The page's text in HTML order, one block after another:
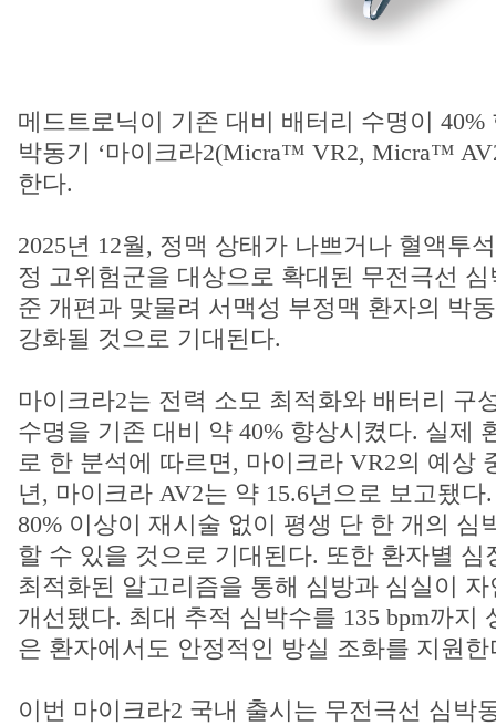
메드트로닉이 기존 대비 배터리 수명이 40%
박동기 ‘마이크라2(Micra™ VR2, Micra™
한다.
2025년 12월, 정맥 상태가 나쁘거나 혈액투
정 고위험군을 대상으로 확대된 무전극선
준 개편과 맞물려 서맥성 부정맥 환자의 박
강화될 것으로 기대된다.
마이크라2는 전력 소모 최적화와 배터리 구
수명을 기존 대비 약 40% 향상시켰다. 실제
로 한 분석에 따르면, 마이크라 VR2의 예상
년, 마이크라 AV2는 약 15.6년으로 보고됐
80% 이상이 재시술 없이 평생 단 한 개의 심
할 수 있을 것으로 기대된다. 또한 환자별 심
최적화된 알고리즘을 통해 심방과 심실이
개선됐다. 최대 추적 심박수를 135 bpm까지
은 환자에서도 안정적인 방실 조화를 지원한
이번 마이크라2 국내 출시는 무전극선 심박